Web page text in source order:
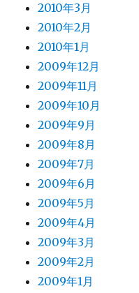
2010年3月
2010年2月
2010年1月
2009年12月
2009年11月
2009年10月
2009年9月
2009年8月
2009年7月
2009年6月
2009年5月
2009年4月
2009年3月
2009年2月
2009年1月